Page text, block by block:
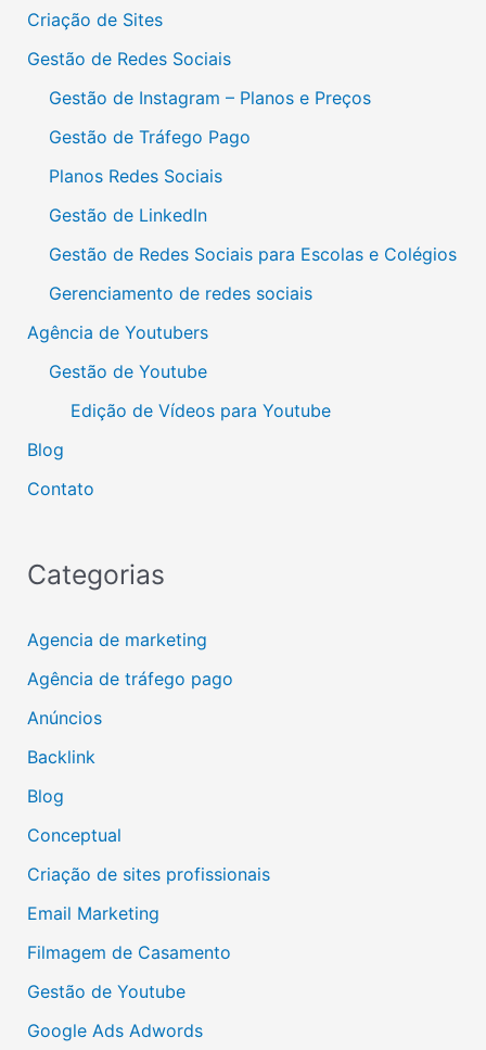
Criação de Sites
Gestão de Redes Sociais
Gestão de Instagram – Planos e Preços
Gestão de Tráfego Pago
Planos Redes Sociais
Gestão de LinkedIn
Gestão de Redes Sociais para Escolas e Colégios
Gerenciamento de redes sociais
Agência de Youtubers
Gestão de Youtube
Edição de Vídeos para Youtube
Blog
Contato
Categorias
Agencia de marketing
Agência de tráfego pago
Anúncios
Backlink
Blog
Conceptual
Criação de sites profissionais
Email Marketing
Filmagem de Casamento
Gestão de Youtube
Google Ads Adwords